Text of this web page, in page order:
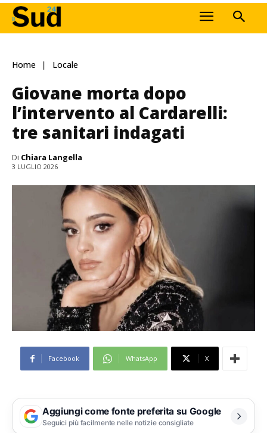
Home Locale
Giovane morta dopo
l’intervento al Cardarelli:
tre sanitari indagati
Di Chiara Langella
3 LUGLIO 2026
Facebook WhatsApp X
Aggiungi come fonte preferita su Google
Seguici più facilmente nelle notizie consigliate